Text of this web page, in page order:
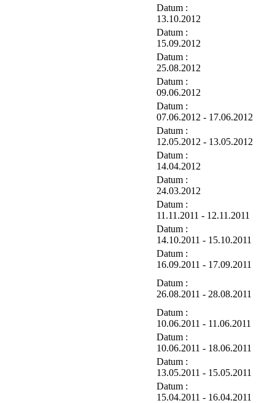
Datum :
13.10.2012
Datum :
15.09.2012
Datum :
25.08.2012
Datum :
09.06.2012
Datum :
07.06.2012 - 17.06.2012
Datum :
12.05.2012 - 13.05.2012
Datum :
14.04.2012
Datum :
24.03.2012
Datum :
11.11.2011 - 12.11.2011
Datum :
14.10.2011 - 15.10.2011
Datum :
16.09.2011 - 17.09.2011
Datum :
26.08.2011 - 28.08.2011
Datum :
10.06.2011 - 11.06.2011
Datum :
10.06.2011 - 18.06.2011
Datum :
13.05.2011 - 15.05.2011
Datum :
15.04.2011 - 16.04.2011